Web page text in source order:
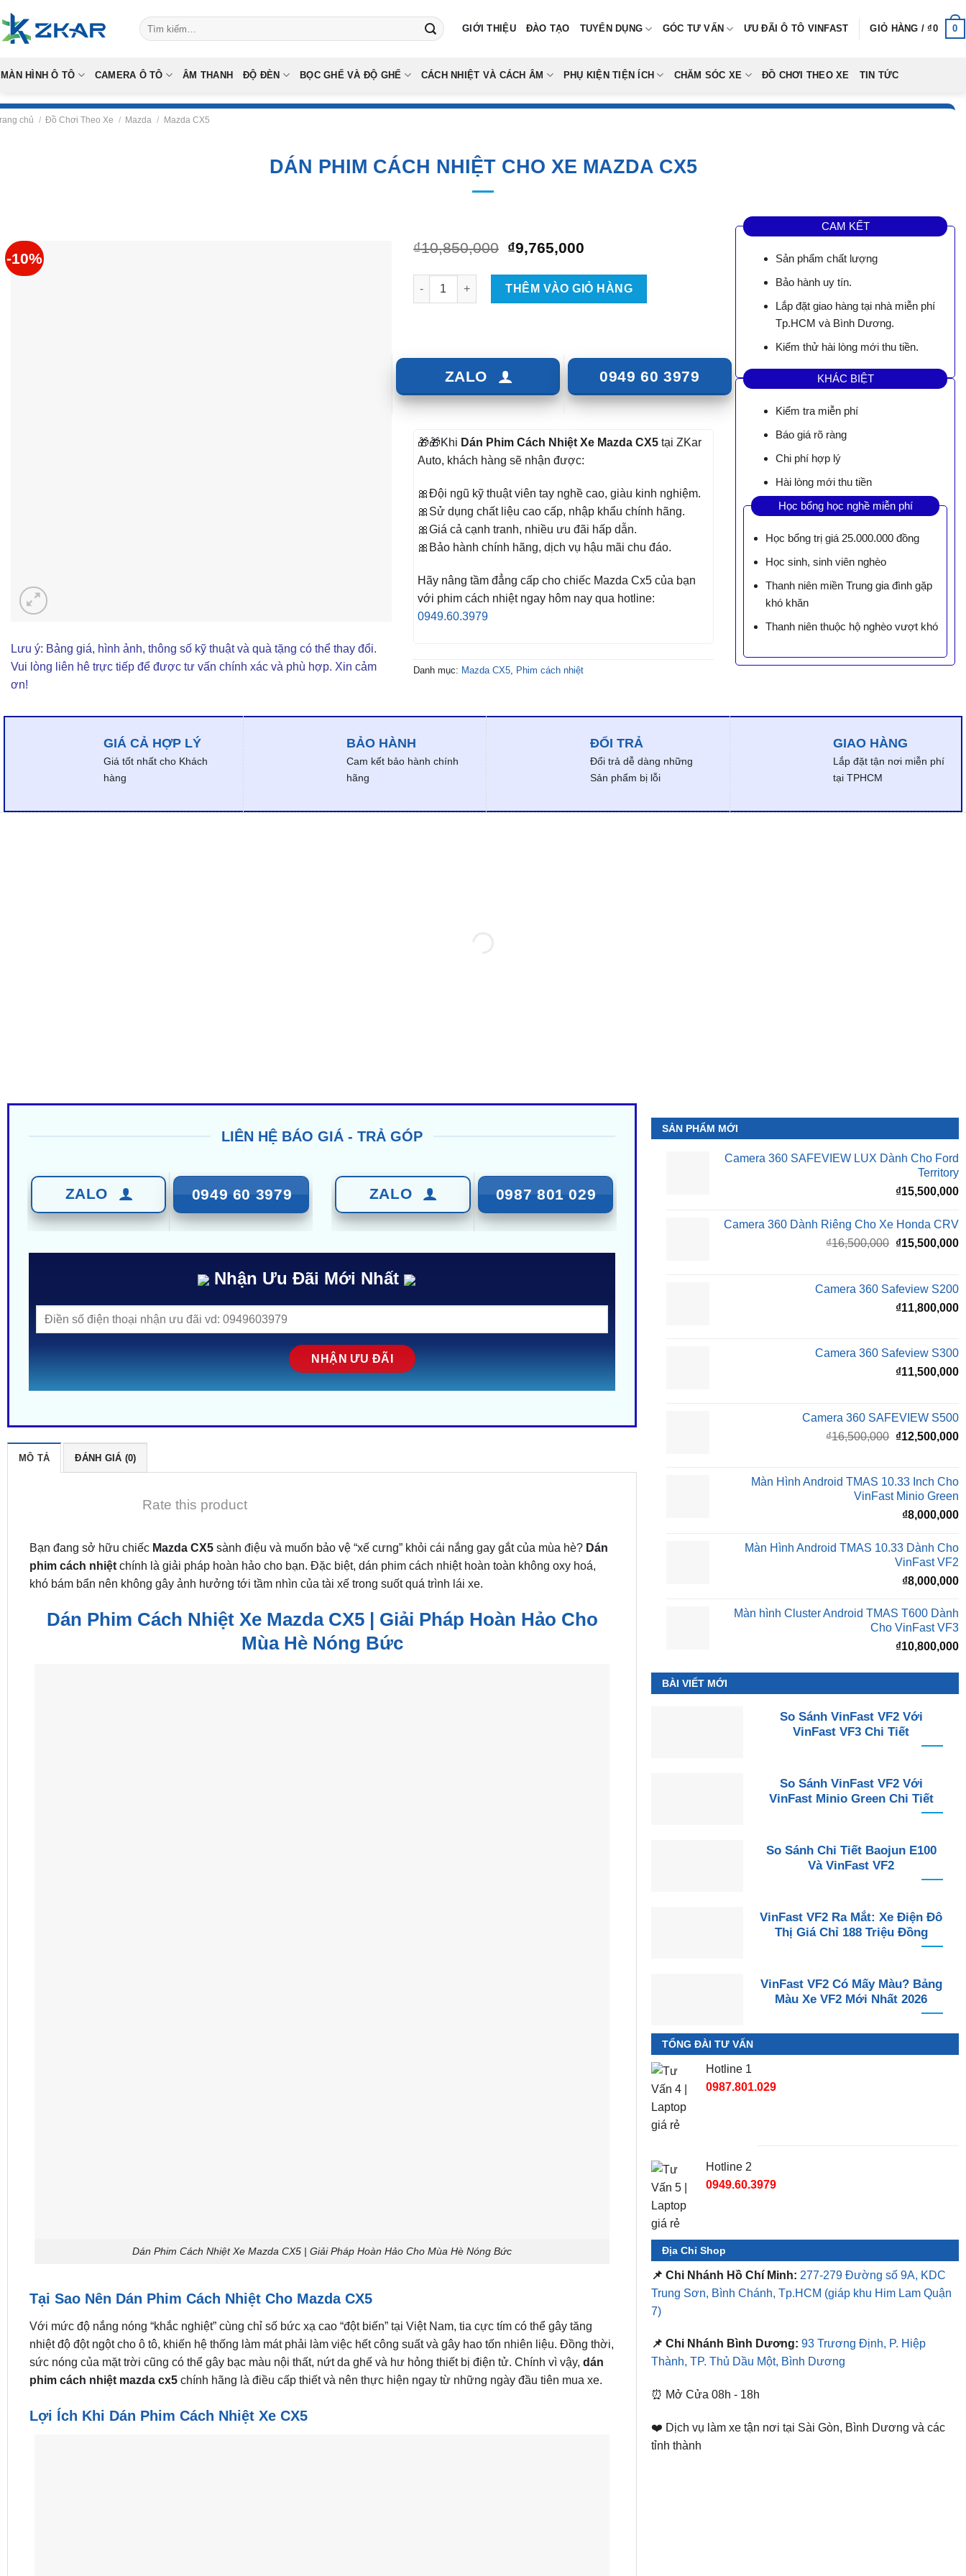
to
content
Tìm
kiếm:
GIỚI THIỆU ĐÀO TẠO TUYỂN DỤNG GÓC TƯ VẤN ƯU ĐÃI Ô TÔ VINFAST GIỎ HÀNG /₫0 0
MÀN HÌNH Ô TÔ CAMERA Ô TÔ ÂM THANH ĐỘ ĐÈN BỌC GHẾ VÀ ĐỘ GHẾ CÁCH NHIỆT VÀ CÁCH ÂM PHỤ KIỆN TIỆN ÍCH CHĂM SÓC XE ĐỒ CHƠI THEO XE TIN TỨC
chủ / Đồ Chơi Theo Xe / Mazda / Mazda CX5
DÁN PHIM CÁCH NHIỆT CHO XE MAZDA CX5
-10%
Lưu ý: Bảng giá, hình ảnh, thông số kỹ thuật và quà tặng có thể thay đổi.
Vui lòng liên hê trực tiếp để được tư vấn chính xác và phù hợp. Xin cảm
ơn!
₫10,850,000 Giá
là:
₫10,850,000.
₫9,765,000
tại
là:
₫9,765,000.
Dán Phim Cách Nhiệt Cho Xe Mazda CX5 số lượng
THÊM VÀO GIỎ HÀNG
ZALO 0949 60 3979
🎁🎁Khi Dán Phim Cách Nhiệt Xe Mazda CX5 tại ZKar
Auto, khách hàng sẽ nhận được:
🎀Đội ngũ kỹ thuật viên tay nghề cao, giàu kinh nghiệm.
🎀Sử dụng chất liệu cao cấp, nhập khẩu chính hãng.
🎀Giá cả cạnh tranh, nhiều ưu đãi hấp dẫn.
🎀Bảo hành chính hãng, dịch vụ hậu mãi chu đáo.
Hãy nâng tầm đẳng cấp cho chiếc Mazda Cx5 của bạn
với phim cách nhiệt ngay hôm nay qua hotline:
0949.60.3979
Danh mục: Mazda CX5, Phim cách nhiệt
CAM KẾT
Sản phẩm chất lượng
Bảo hành uy tín.
Lắp đặt giao hàng tại nhà miễn phí
Tp.HCM và Bình Dương.
Kiểm thử hài lòng mới thu tiền.
KHÁC BIỆT
Kiểm tra miễn phí
Báo giá rõ ràng
Chi phí hợp lý
Hài lòng mới thu tiền
Học bổng học nghề miễn phí
Học bổng trị giá 25.000.000 đồng
Học sinh, sinh viên nghèo
Thanh niên miền Trung gia đình gặp
khó khăn
Thanh niên thuộc hộ nghèo vượt khó
GIÁ CẢ HỢP LÝ
Giá tốt nhất cho Khách
hàng
BẢO HÀNH
Cam kết bảo hành chính
hãng
ĐỔI TRẢ
Đổi trả dễ dàng những
Sản phẩm bị lỗi
GIAO HÀNG
Lắp đặt tận nơi miễn phí
tại TPHCM
LIÊN HỆ BÁO GIÁ - TRẢ GÓP
ZALO 0949 60 3979 ZALO 0987 801 029
Nhận Ưu Đãi Mới Nhất
MÔ TẢ ĐÁNH GIÁ (0)
Rate this product
Bạn đang sở hữu chiếc Mazda CX5sành điệu và muốn bảo vệ “xế cưng” khỏi cái nắng gay gắt của mùa hè?Dán
phim cách nhiệtchính là giải pháp hoàn hảo cho bạn. Đặc biệt, dán phim cách nhiệt hoàn toàn không oxy hoá,
khó bám bẩn nên không gây ảnh hưởng tới tầm nhìn của tài xế trong suốt quá trình lái xe.
Dán Phim Cách Nhiệt Xe Mazda CX5 | Giải Pháp Hoàn Hảo Cho
Mùa Hè Nóng Bức
Dán Phim Cách Nhiệt Xe Mazda CX5 | Giải Pháp Hoàn Hảo Cho Mùa Hè Nóng Bức
Tại Sao Nên Dán Phim Cách Nhiệt Cho Mazda CX5
Với mức độ nắng nóng “khắc nghiệt” cùng chỉ số bức xạ cao “đột biến” tại Việt Nam, tia cực tím có thể gây tăng
nhiệt độ đột ngột cho ô tô, khiến hệ thống làm mát phải làm việc hết công suất và gây hao tốn nhiên liệu. Đồng thời,
sức nóng của mặt trời cũng có thể gây bạc màu nội thất, nứt da ghế và hư hỏng thiết bị điện tử. Chính vì vậy, dán
phim cách nhiệt mazda cx5chính hãng là điều cấp thiết và nên thực hiện ngay từ những ngày đầu tiên mua xe.
Lợi Ích Khi Dán Phim Cách Nhiệt Xe CX5
SẢN PHẨM MỚI
Camera 360 SAFEVIEW LUX Dành Cho Ford
Territory
₫15,500,000
Camera 360 Dành Riêng Cho Xe Honda CRV
₫16,500,000 Giá
₫16,500,000.
₫15,500,000
Camera 360 Safeview S200
₫11,800,000
Camera 360 Safeview S300
₫11,500,000
Camera 360 SAFEVIEW S500
₫16,500,000 Giá
₫16,500,000.
₫12,500,000
Màn Hình Android TMAS 10.33 Inch Cho
VinFast Minio Green
₫8,000,000
Màn Hình Android TMAS 10.33 Dành Cho
VinFast VF2
₫8,000,000
Màn hình Cluster Android TMAS T600 Dành
Cho VinFast VF3
₫10,800,000
BÀI VIẾT MỚI
So Sánh VinFast VF2 Với
VinFast VF3 Chi Tiết
So Sánh VinFast VF2 Với
VinFast Minio Green Chi Tiết
So Sánh Chi Tiết Baojun E100
Và VinFast VF2
VinFast VF2 Ra Mắt: Xe Điện Đô
Thị Giá Chỉ 188 Triệu Đồng
VinFast VF2 Có Mấy Màu? Bảng
Màu Xe VF2 Mới Nhất 2026
TỔNG ĐÀI TƯ VẤN
Hotline 1
0987.801.029
Hotline 2
0949.60.3979
Địa Chỉ Shop
📌 Chi Nhánh Hồ Chí Minh: 277-279 Đường số 9A, KDC
Trung Sơn, Bình Chánh, Tp.HCM (giáp khu Him Lam Quận
7)
📌 Chi Nhánh Bình Dương: 93 Trương Định, P. Hiệp
Thành, TP. Thủ Dầu Một, Bình Dương
⏰ Mở Cửa 08h - 18h
❤️ Dịch vụ làm xe tận nơi tại Sài Gòn, Bình Dương và các
tỉnh thành